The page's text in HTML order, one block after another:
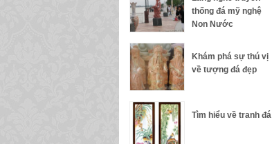
thống đá mỹ nghệ
Non Nước
Khám phá sự thú vị
về tượng đá đẹp
Tìm hiểu về tranh đá